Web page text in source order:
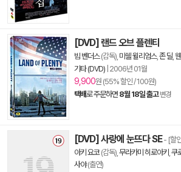
[DVD] 랜드 오브 플렌티
빔 벤더스(감독), 미쉘 윌리엄스, 존 딜
기타 (DVD) 2006년 01월
9,900원 (55% 할인 / 100원)
택배로 주문하면 8월 18일 출고 변경
[DVD] 사랑에 눈뜨다 SE- [할
아키 요코(감독), 무라카미 히로아키 쿠
사야(출연)